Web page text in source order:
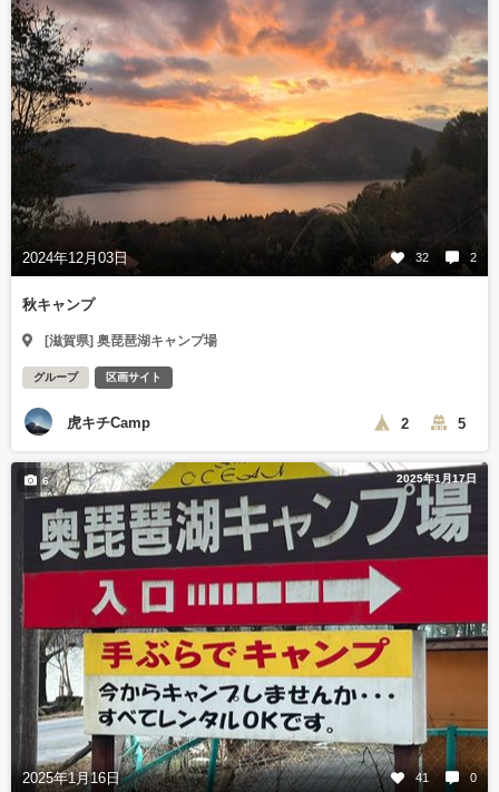
2024年12月03日 32 2
秋キャンプ
[滋賀県] 奥琵琶湖キャンプ場
グループ 区画サイト
虎キチCamp 2 5
2025年1月17日
2025年1月16日 41 0
6